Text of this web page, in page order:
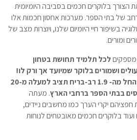
הצורך בלוקרים חכמים בסביבה היומיומית
של בתי הספר. מערכות אחסון חכמות אלו
בשיפור חיי היומיום שלנו, ויוצרות מצב של
מספקיםלכל תלמיד תחושת בטחון
ושמורים בלוקר שמיועד אך ורק לו!
החל מה- 1.9 רב-בריח תציב למעלה מ-20
בבתי הספר ברחבי הארץ. מעתה
חפציהם יקרי הערך כמו מחשבים ניידים,
בלוקרים חכמים מאובטחים לנוחות